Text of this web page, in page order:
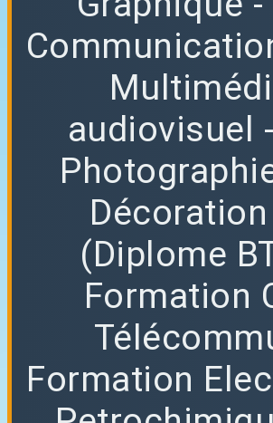
audiovisuel
Décoration
(Diplome
Formation
Formation